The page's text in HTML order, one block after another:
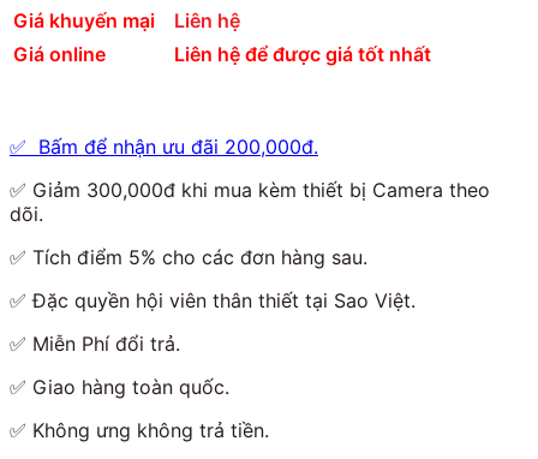
Giá khuyến mại
Liên hệ
Giá online
Liên hệ để được giá tốt nhất
✅ Bấm để nhận ưu đãi 200,000đ.
✅ Giảm 300,000đ khi mua kèm thiết bị Camera theo
dõi.
✅ Tích điểm 5% cho các đơn hàng sau.
✅ Đặc quyền hội viên thân thiết tại Sao Việt.
✅ Miễn Phí đổi trả.
✅ Giao hàng toàn quốc.
✅ Không ưng không trả tiền.